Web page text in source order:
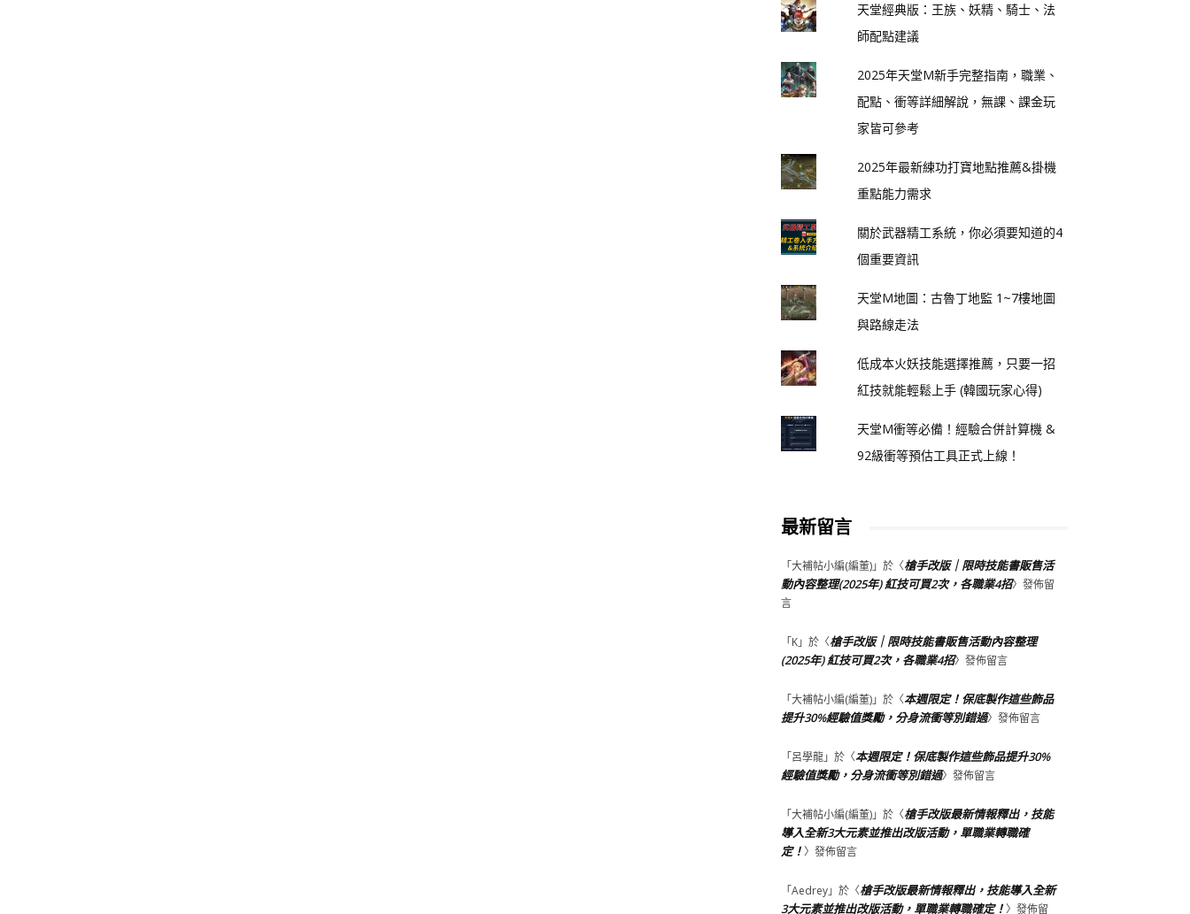
天堂經典版：王族、妖精、騎士、法
師配點建議
2025年天堂M新手完整指南，職業、
配點、衝等詳細解說，無課、課金玩
家皆可參考
2025年最新練功打寶地點推薦&掛機
重點能力需求
關於武器精工系統，你必須要知道的4
個重要資訊
天堂M地圖：古魯丁地監 1~7樓地圖
與路線走法
低成本火妖技能選擇推薦，只要一招
紅技就能輕鬆上手 (韓國玩家心得)
天堂M衝等必備！經驗合併計算機 &
92級衝等預估工具正式上線！
最新留言
「大補帖小編(編董)」於〈槍手改版｜限時技能書販售活
動內容整理(2025年) 紅技可買2次，各職業4招〉發佈留
言
「K」於〈槍手改版｜限時技能書販售活動內容整理
(2025年) 紅技可買2次，各職業4招〉發佈留言
「大補帖小編(編董)」於〈本週限定！保底製作這些飾品
提升30%經驗值獎勵，分身流衝等別錯過〉發佈留言
「呂學龍」於〈本週限定！保底製作這些飾品提升30%
經驗值獎勵，分身流衝等別錯過〉發佈留言
「大補帖小編(編董)」於〈槍手改版最新情報釋出，技能
導入全新3大元素並推出改版活動，單職業轉職確
定！〉發佈留言
「Aedrey」於〈槍手改版最新情報釋出，技能導入全新
3大元素並推出改版活動，單職業轉職確定！〉發佈留